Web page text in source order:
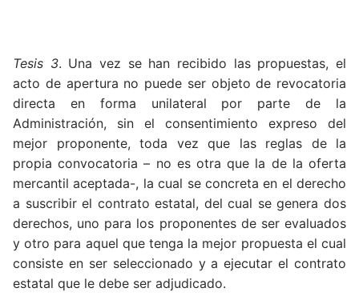
Tesis 3. Una vez se han recibido las propuestas, el
acto de apertura no puede ser objeto de revocatoria
directa en forma unilateral por parte de la
Administración, sin el consentimiento expreso del
mejor proponente, toda vez que las reglas de la
propia convocatoria – no es otra que la de la oferta
mercantil aceptada-, la cual se concreta en el derecho
a suscribir el contrato estatal, del cual se genera dos
derechos, uno para los proponentes de ser evaluados
y otro para aquel que tenga la mejor propuesta el cual
consiste en ser seleccionado y a ejecutar el contrato
estatal que le debe ser adjudicado.